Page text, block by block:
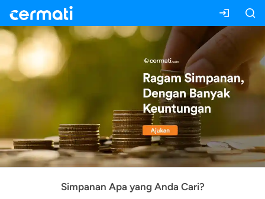
Simpanan Apa yang Anda Cari?